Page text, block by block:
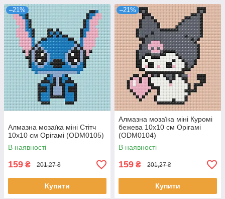
–21%
Алмазна мозаїка міні Стітч
10x10 см Орігамі (ODM0105)
В наявності
159 ₴ 201,27 ₴
Купити
–21%
Алмазна мозаїка міні Куромі
бежева 10x10 см Орігамі
(ODM0104)
В наявності
159 ₴ 201,27 ₴
Купити